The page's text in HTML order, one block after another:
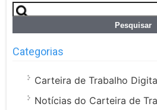
Pesquisar
por:
Categorias
Carteira de Trabalho
Notícias do Carteira de